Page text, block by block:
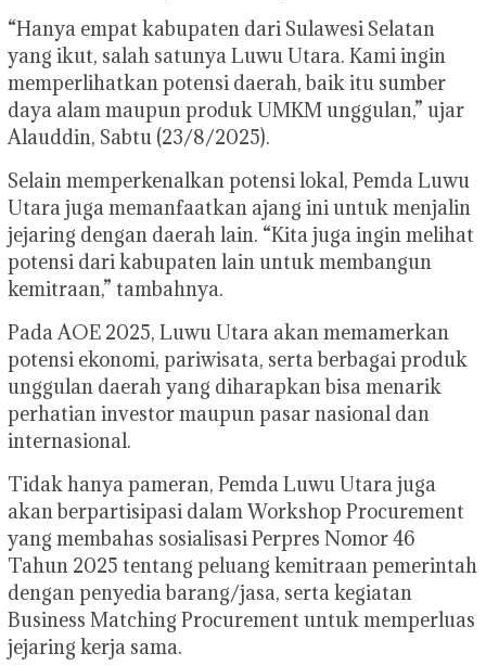
“Hanya empat kabupaten dari Sulawesi Selatan
yang ikut, salah satunya Luwu Utara. Kami ingin
memperlihatkan potensi daerah, baik itu sumber
daya alam maupun produk UMKM unggulan,” ujar
Alauddin, Sabtu (23/8/2025).
Selain memperkenalkan potensi lokal, Pemda Luwu
Utara juga memanfaatkan ajang ini untuk menjalin
jejaring dengan daerah lain. “Kita juga ingin melihat
potensi dari kabupaten lain untuk membangun
kemitraan,” tambahnya.
Pada AOE 2025, Luwu Utara akan memamerkan
potensi ekonomi, pariwisata, serta berbagai produk
unggulan daerah yang diharapkan bisa menarik
perhatian investor maupun pasar nasional dan
internasional.
Tidak hanya pameran, Pemda Luwu Utara juga
akan berpartisipasi dalam Workshop Procurement
yang membahas sosialisasi Perpres Nomor 46
Tahun 2025 tentang peluang kemitraan pemerintah
dengan penyedia barang/jasa, serta kegiatan
Business Matching Procurement untuk memperluas
jejaring kerja sama.